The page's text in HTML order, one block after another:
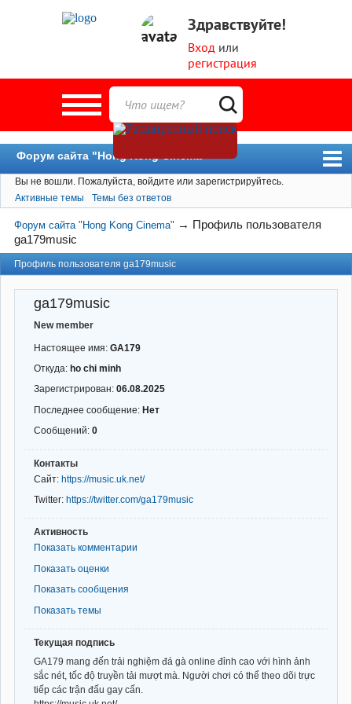
Здравствуйте!
Вход или
регистрация
Форум сайта "Hong Kong Cinema"
Форум
Новости
Пользователи
Поиск
Вы не вошли. Пожалуйста, войдите или зарегистрируйтесь.
Активные темы
Темы без ответов
Форум сайта "Hong Kong Cinema" → Профиль пользователя
ga179music
Профиль пользователя ga179music
ga179music
New member
Настоящее имя: GA179
Откуда: ho chi minh
Зарегистрирован: 06.08.2025
Последнее сообщение: Нет
Сообщений: 0
Контакты
Сайт: https://music.uk.net/
Twitter: https://twitter.com/ga179music
Активность
Показать комментарии
Показать оценки
Показать сообщения
Показать темы
Текущая подпись
GA179 mang đến trải nghiệm đá gà online đỉnh cao với hình ảnh
sắc nét, tốc độ truyền tải mượt mà. Người chơi có thể theo dõi trực
tiếp các trận đấu gay cấn.